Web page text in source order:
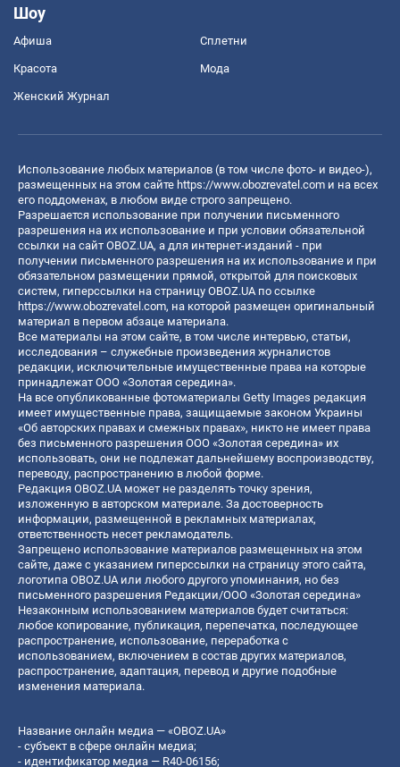
Шоу
Афиша Сплетни
Красота Мода
Женский Журнал
Использование любых материалов (в том числе фото- и видео-),
размещенных на этом сайте https://www.obozrevatel.com и на всех
его поддоменах, в любом виде строго запрещено.
Разрешается использование при получении письменного
разрешения на их использование и при условии обязательной
ссылки на сайт OBOZ.UA, а для интернет-изданий - при
получении письменного разрешения на их использование и при
обязательном размещении прямой, открытой для поисковых
систем, гиперссылки на страницу OBOZ.UA по ссылке
https://www.obozrevatel.com, на которой размещен оригинальный
материал в первом абзаце материала.
Все материалы на этом сайте, в том числе интервью, статьи,
исследования – служебные произведения журналистов
редакции, исключительные имущественные права на которые
принадлежат ООО «Золотая середина».
На все опубликованные фотоматериалы Getty Images редакция
имеет имущественные права, защищаемые законом Украины
«Об авторских правах и смежных правах», никто не имеет права
без письменного разрешения ООО «Золотая середина» их
использовать, они не подлежат дальнейшему воспроизводству,
переводу, распространению в любой форме.
Редакция OBOZ.UA может не разделять точку зрения,
изложенную в авторском материале. За достоверность
информации, размещенной в рекламных материалах,
ответственность несет рекламодатель.
Запрещено использование материалов размещенных на этом
сайте, даже с указанием гиперссылки на страницу этого сайта,
логотипа OBOZ.UA или любого другого упоминания, но без
письменного разрешения Редакции/ООО «Золотая середина»
Незаконным использованием материалов будет считаться:
любое копирование, публикация, перепечатка, последующее
распространение, использование, переработка с
использованием, включением в состав других материалов,
распространение, адаптация, перевод и другие подобные
изменения материала.
Название онлайн медиа — «OBOZ.UA»
- субъект в сфере онлайн медиа;
- идентификатор медиа — R40-06156;